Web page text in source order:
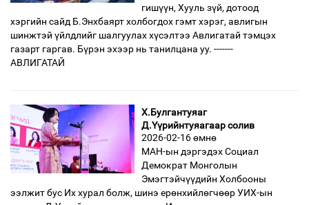
гишүүн, Хууль зүй, дотоод
хэргийн сайд Б.Энхбаярт холбогдох гэмт хэрэг, авлигын
шинжтэй үйлдлийг шалгуулах хүсэлтээ Авлигатай тэмцэх
газарт гаргав. Бүрэн эхээр нь танилцана уу. -------
АВЛИГАТАЙ
Х.Булгантуяаг
Д.Үүрийнтуяагаар солив
2026-02-16 өмнө
МАН-ын дэргэдэх Социал
Демократ Монголын
Эмэгтэйчүүдийн Холбооны
ээлжит бус Их хурал болж, шинэ ерөнхийлөгчөөр УИХ-ын